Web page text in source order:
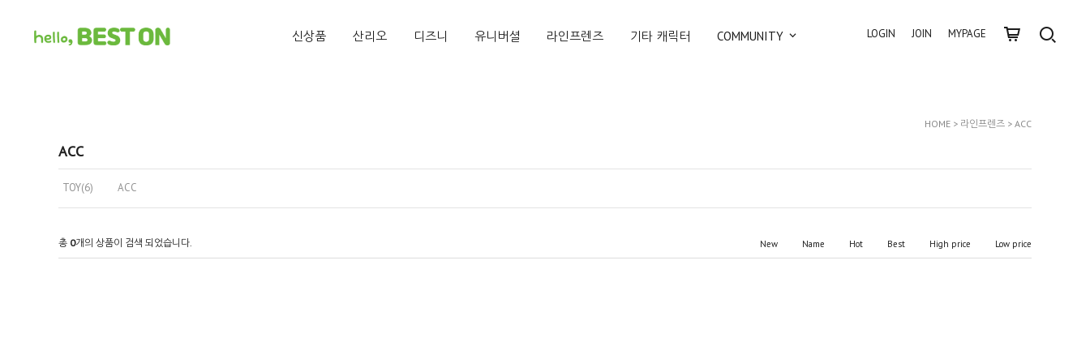
신상품 산리오 디즈니 유니버셜 라인프렌즈 기타 캐릭터 COMMUNITY LOGIN JOIN MYPAGE
HOME > 라인프렌즈 > ACC
ACC
TOY(6) ACC
총 0개의 상품이 검색 되었습니다. New Name Hot Best High price Low price